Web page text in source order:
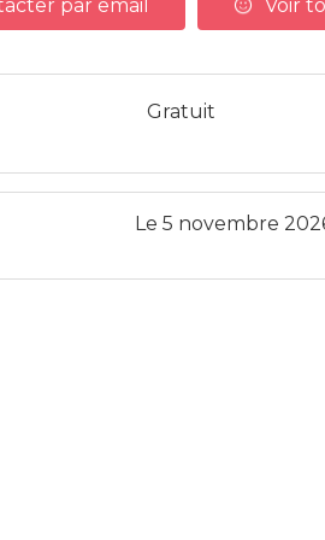
par email Voir
Gratuit
Le 5 novembre